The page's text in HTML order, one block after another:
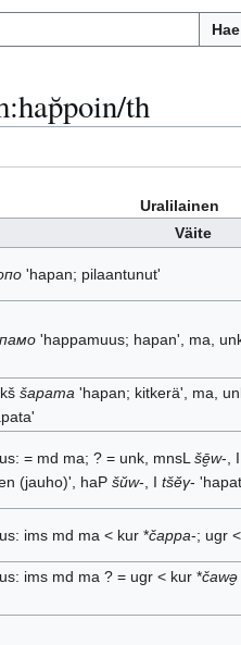
Hae
th
Uralilainen
Väite
'hapan; pilaantunut'
'happamuus; hapan', ma,
šapama 'hapan; kitkerä', ma,
= md ma; ? = unk, mnsL šē̮w-, I
(jauho)', haP šŭw-, I tšĕγ-
ims md ma < kur *čappa-; ugr
ims md ma ? = ugr < kur *čawə̮